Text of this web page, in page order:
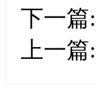
下一篇:
上一篇: